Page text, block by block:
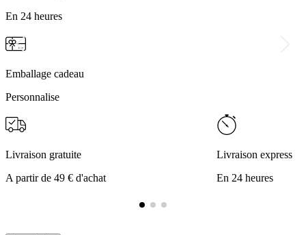
En 24 heures
Emballage cadeau
Personnalise
Livraison gratuite
A partir de 49 € d'achat
Livraison express
En 24 heures